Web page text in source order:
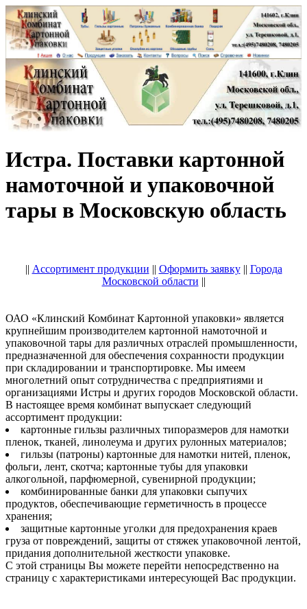
Истра. Поставки картонной
намоточной и упаковочной
тары в Московскую область
|| Ассортимент продукции || Оформить заявку|| Города
Московской области ||
ОАО «Клинский Комбинат Картонной упаковки» является
крупнейшим производителем картонной намоточной и
упаковочной тары для различных отраслей промышленности,
предназначенной для обеспечения сохранности продукции
при складировании и транспортировке. Мы имеем
многолетний опыт сотрудничества с предприятиями и
организациями Истры и других городов Московской области.
В настоящее время комбинат выпускает следующий
ассортимент продукции:
картонные гильзы различных типоразмеров для намотки
пленок, тканей, линолеума и других рулонных материалов;
гильзы (патроны) картонные для намотки нитей, пленок,
фольги, лент, скотча; картонные тубы для упаковки
алкогольной, парфюмерной, сувенирной продукции;
комбинированные банки для упаковки сыпучих
продуктов, обеспечивающие герметичность в процессе
хранения;
защитные картонные уголки для предохранения краев
груза от повреждений, защиты от стяжек упаковочной лентой,
придания дополнительной жесткости упаковке.
С этой страницы Вы можете перейти непосредственно на
страницу с характеристиками интересующей Вас продукции.